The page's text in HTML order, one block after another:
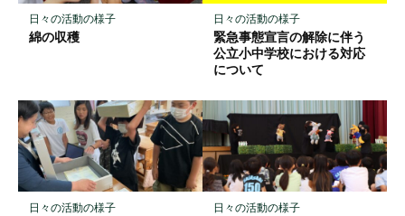
日々の活動の様子
綿の収穫
日々の活動の様子
緊急事態宣言の解除に伴う
公立小中学校における対応
について
日々の活動の様子 日々の活動の様子